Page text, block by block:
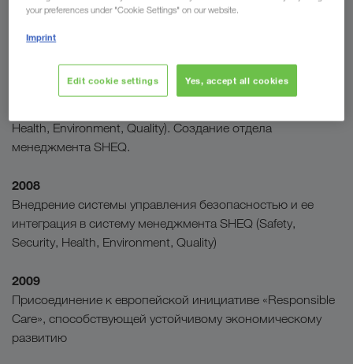
2005
безопасность, охрана труда, защита окружающей среды
и качество) в интегрированную систему менеджмента
Health, Environment, Quality). Создание отдела
менеджмента SHEQ.
2008
Внедрение системы управления безопасностью и ее
интеграция в систему менеджмента SHEQ (Safety,
Security, Health, Environment, Quality)
2009
Присоединение к европейской инициативе «Responsible
Care», способствующей устойчивому экономическому
развитию
your preferences under "Cookie Settings" on our website.
Imprint
Edit cookie settings Yes, accept all cookies